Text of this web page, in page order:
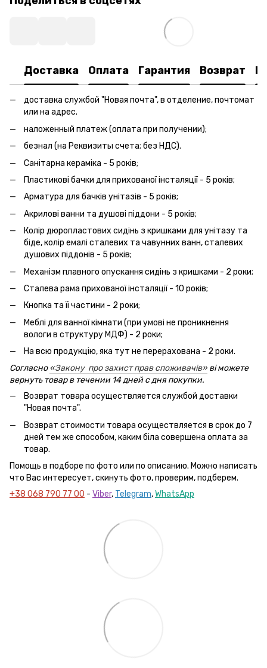
Доставка Оплата Гарантия Возврат
доставка службой "Новая почта", в отделение, почтомат
или на адрес.
наложенный платеж (оплата при получении);
безнал (на Реквизиты счета; без НДС).
Санітарна кераміка - 5 років;
Пластикові бачки для прихованої інсталяції - 5 років;
Арматура для бачків унітазів - 5 років;
Акрилові ванни та душові піддони - 5 років;
Колір дюропластових сидінь з кришками для унітазу та
біде, колір емалі сталевих та чавунних ванн, сталевих
душових піддонів - 5 років;
Механізм плавного опускання сидінь з кришками - 2 роки;
Сталева рама прихованої інсталяції - 10 років;
Кнопка та її частини - 2 роки;
Меблі для ванної кімнати (при умові не проникнення
вологи в структуру МДФ) - 2 роки;
На всю продукцію, яка тут не перерахована - 2 роки.
Согласно«Закону про захист прав споживачів» ві можете
вернуть товар в течении 14 дней с дня покупки.
Возврат товара осуществляется службой доставки
"Новая почта".
Возврат стоимости товара осуществляется в срок до 7
дней тем же способом, каким біла совершена оплата за
товар.
Помощь в подборе по фото или по описанию. Можно написать
что Вас интересует, скинуть фото, проверим, подберем.
+38 068 790 77 00 - Viber, Telegram,WhatsApp